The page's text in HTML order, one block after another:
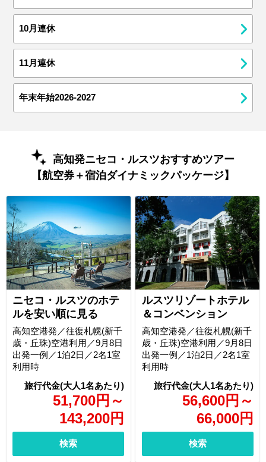
10月連休
11月連休
年末年始2026-2027
高知発ニセコ・ルスツおすすめツアー
【航空券＋宿泊ダイナミックパッケージ】
ニセコ・ルスツのホテ
ルを安い順に見る
51,700円 ～
143,200円
高知空港発／往復札幌(新千
歳・丘珠)空港利用／9月8日
出発一例／1泊2日／2名1室
利用時
検索
ルスツリゾートホテル
＆コンベンション
56,600円 ～
66,000円
高知空港発／往復札幌(新千
歳・丘珠)空港利用／9月8日
出発一例／1泊2日／2名1室
利用時
検索